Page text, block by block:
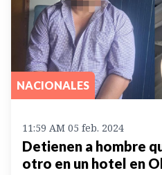
NACIONALES
11:59 AM 05 feb. 2024
Detienen a hombre
otro en un hotel en